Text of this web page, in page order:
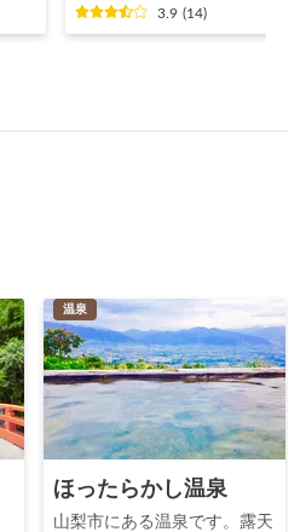
3.9 (14)
温泉
ほったらかし温泉
山梨市にある温泉です。露天